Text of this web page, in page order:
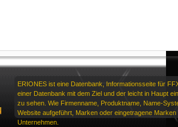
ERIONES ist eine Datenbank, Informationsseite für
einer Datenbank mit dem Ziel und der leicht in Haupt
zu sehen. Wie Firmenname, Produktname, Name-
Website aufgeführt, Marken oder eingetragene Marken
Unternehmen.